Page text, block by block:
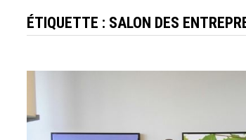
ÉTIQUETTE : SALON DES